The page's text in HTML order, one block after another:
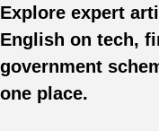
Explore expert
English on tech,
government
one place.